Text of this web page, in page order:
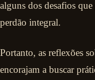
alguns dos desafios
perdão integral.
Portanto, as reflexões
encorajam a buscar